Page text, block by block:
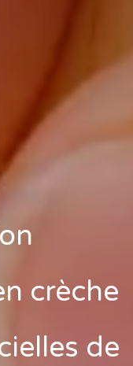
crèche
de